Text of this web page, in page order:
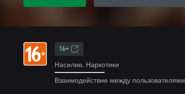
16+
Насилие, Наркотики
Взаимодействие между пользователями